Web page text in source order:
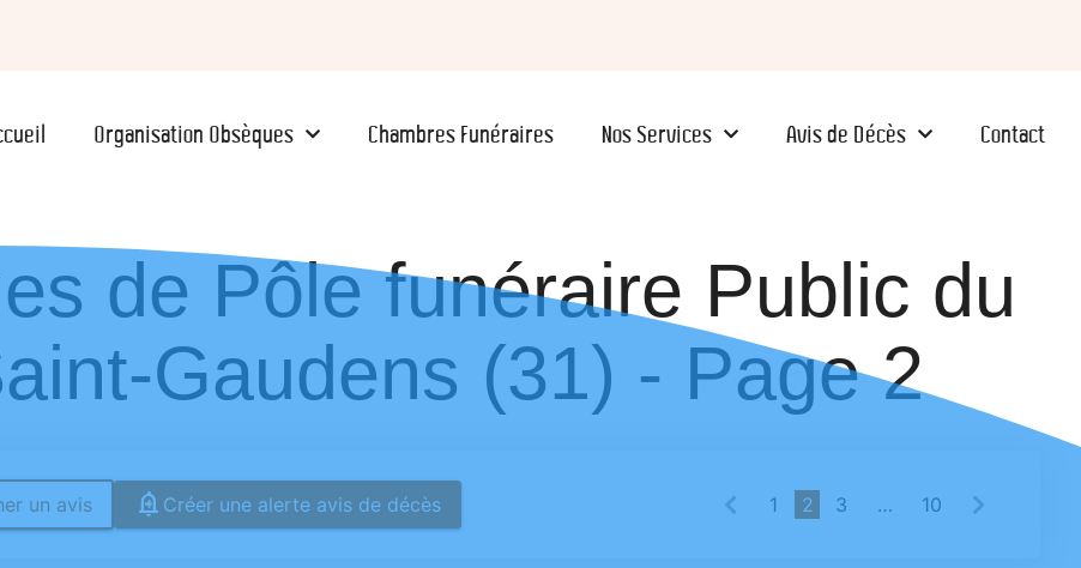
Organisation Obsèques Chambres Funéraires Nos Services Avis de Décès Contact
de Pôle funéraire Public du
Gaudens (31) - Page 2
un avis Créer une alerte avis de décès 1 2 3 … 10